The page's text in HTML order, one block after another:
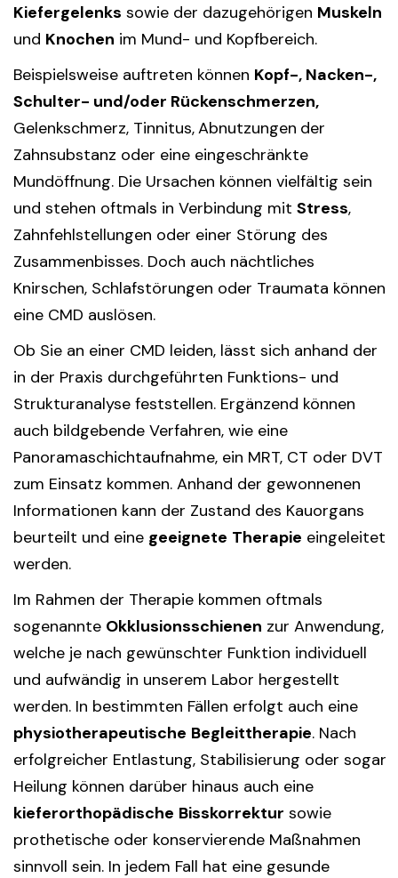
Kiefergelenks sowie der dazugehörigen Muskeln
und Knochen im Mund- und Kopfbereich.
Beispielsweise auftreten können Kopf-, Nacken-,
Schulter- und/oder Rückenschmerzen,
Gelenkschmerz, Tinnitus,Abnutzungen der
Zahnsubstanz oder eine eingeschränkte
Mundöffnung. Die Ursachen können vielfältig sein
und stehen oftmals in Verbindung mit Stress,
Zahnfehlstellungen oder einer Störung des
Zusammenbisses. Doch auch nächtliches
Knirschen, Schlafstörungen oder Traumata können
eine CMD auslösen.
Ob Sie an einer CMD leiden, lässt sich anhand der
in der Praxis durchgeführten Funktions- und
Strukturanalyse feststellen. Ergänzend können
auch bildgebende Verfahren, wie eine
Panoramaschichtaufnahme, ein MRT, CT oder DVT
zum Einsatz kommen. Anhand der gewonnenen
Informationen kann der Zustand des Kauorgans
beurteilt und eine geeignete Therapie eingeleitet
werden.
Im Rahmen der Therapie kommen oftmals
sogenannte Okklusionsschienen zur Anwendung,
welche je nach gewünschter Funktion individuell
und aufwändig in unserem Labor hergestellt
werden. In bestimmten Fällen erfolgt auch eine
physiotherapeutische Begleittherapie. Nach
erfolgreicher Entlastung, Stabilisierung oder sogar
Heilung können darüber hinaus auch eine
kieferorthopädische Bisskorrektur sowie
prothetische oder konservierende Maßnahmen
sinnvoll sein. In jedem Fall hat eine gesunde